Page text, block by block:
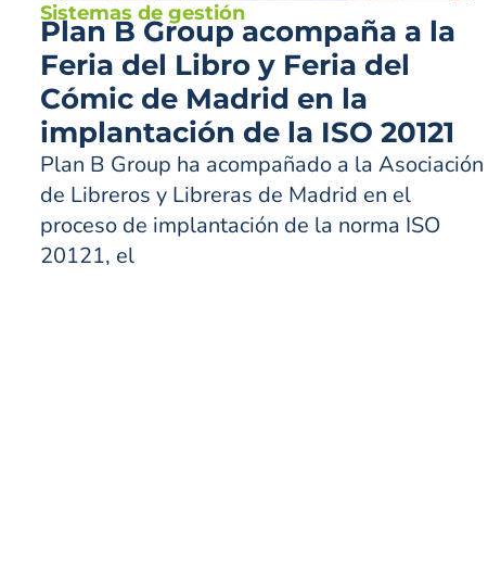
Sistemas de gestión
Plan B Group acompaña a la
Feria del Libro y Feria del
Cómic de Madrid en la
implantación de la ISO 20121
Plan B Group ha acompañado a la Asociación
de Libreros y Libreras de Madrid en el
proceso de implantación de la norma ISO
20121, el